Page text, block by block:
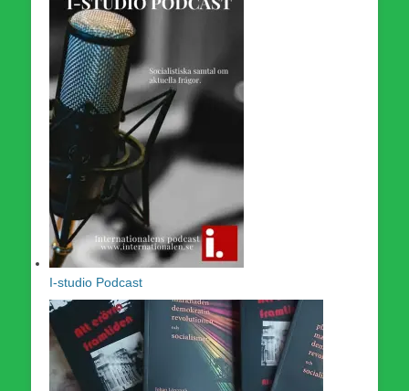
I-studio Podcast